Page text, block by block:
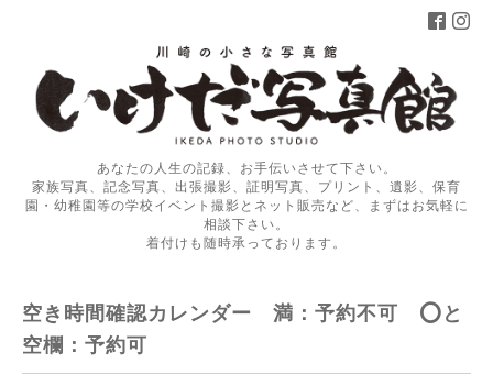
あなたの人生の記録、お手伝いさせて下さい。
家族写真、記念写真、出張撮影、証明写真、プリント、遺影、保育
園・幼稚園等の学校イベント撮影とネット販売など、まずはお気軽に
相談下さい。
着付けも随時承っております。
空き時間確認カレンダー 満：予約不可 ⭕️と
空欄：予約可